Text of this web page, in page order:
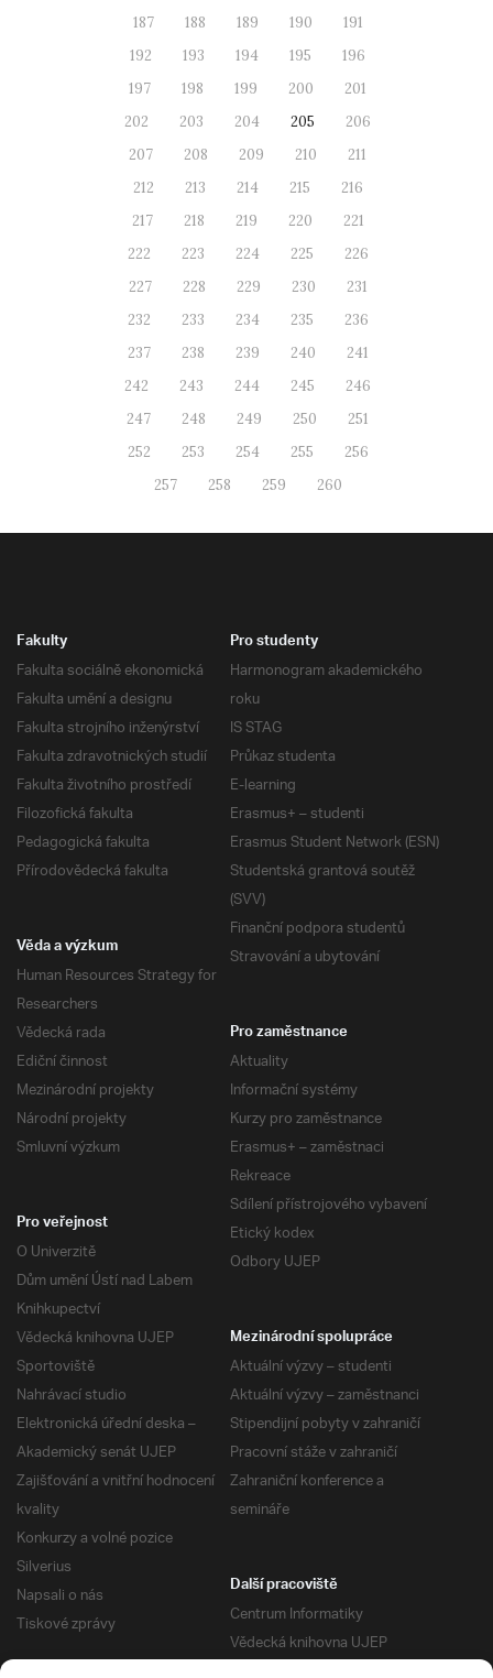
187
188 189 190
191
192
193 194 195
196
197
198 199 200
201
202
203 204 205
206
207
208 209 210
211
212
213 214 215
216
217
218 219 220
221
222
223 224 225
226
227
228 229 230
231
232
233 234 235
236
237
238 239 240
241
242
243 244 245
246
247
248 249 250
251
252
253 254 255
256
257
258 259 260
Fakulty
Fakulta sociálně ekonomická
Fakulta umění a designu
Fakulta strojního inženýrství
Fakulta zdravotnických studií
Fakulta životního prostředí
Filozofická fakulta
Pedagogická fakulta
Přírodovědecká fakulta
Pro studenty
Harmonogram akademického
roku
IS STAG
Průkaz studenta
E-learning
Erasmus+ – studenti
Erasmus Student Network (ESN)
Studentská grantová soutěž
(SVV)
Finanční podpora studentů
Stravování a ubytování
Věda a výzkum
Human Resources Strategy for
Researchers
Vědecká rada
Ediční činnost
Mezinárodní projekty
Národní projekty
Smluvní výzkum
Pro zaměstnance
Aktuality
Informační systémy
Kurzy pro zaměstnance
Erasmus+ – zaměstnaci
Rekreace
Sdílení přístrojového vybavení
Etický kodex
Odbory UJEP
Pro veřejnost
O Univerzitě
Dům umění Ústí nad Labem
Knihkupectví
Vědecká knihovna UJEP
Sportoviště
Nahrávací studio
Elektronická úřední deska –
Akademický senát UJEP
Zajišťování a vnitřní hodnocení
kvality
Konkurzy a volné pozice
Silverius
Napsali o nás
Tiskové zprávy
Mezinárodní spolupráce
Aktuální výzvy – studenti
Aktuální výzvy – zaměstnanci
Stipendijní pobyty v zahraničí
Pracovní stáže v zahraničí
Zahraniční konference a
semináře
Další pracoviště
Centrum Informatiky
Vědecká knihovna UJEP